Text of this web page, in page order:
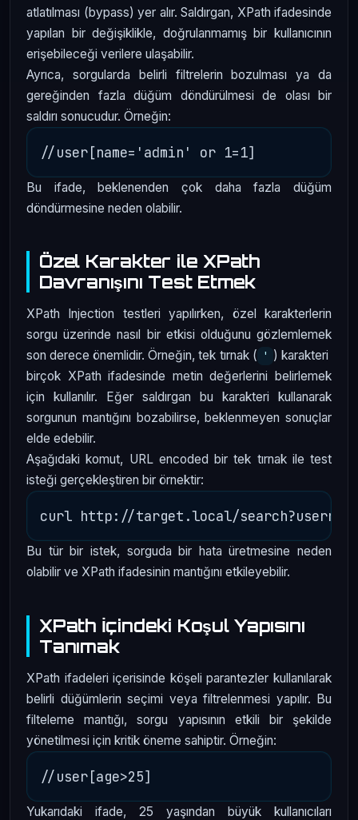
atlatılması (bypass) yer alır. Saldırgan, XPath ifadesinde
yapılan bir değişiklikle, doğrulanmamış bir kullanıcının
erişebileceği verilere ulaşabilir.
Ayrıca, sorgularda belirli filtrelerin bozulması ya da
gereğinden fazla düğüm döndürülmesi de olası bir
saldırı sonucudur. Örneğin:
Bu ifade, beklenenden çok daha fazla düğüm
döndürmesine neden olabilir.
Özel Karakter ile XPath
Davranışını Test Etmek
XPath Injection testleri yapılırken, özel karakterlerin
sorgu üzerinde nasıl bir etkisi olduğunu gözlemlemek
son derece önemlidir. Örneğin, tek tırnak ( ' ) karakteri
birçok XPath ifadesinde metin değerlerini belirlemek
için kullanılır. Eğer saldırgan bu karakteri kullanarak
sorgunun mantığını bozabilirse, beklenmeyen sonuçlar
elde edebilir.
Aşağıdaki komut, URL encoded bir tek tırnak ile test
isteği gerçekleştiren bir örnektir:
Bu tür bir istek, sorguda bir hata üretmesine neden
olabilir ve XPath ifadesinin mantığını etkileyebilir.
XPath İçindeki Koşul Yapısını
Tanımak
XPath ifadeleri içerisinde köşeli parantezler kullanılarak
belirli düğümlerin seçimi veya filtrelenmesi yapılır. Bu
filteleme mantığı, sorgu yapısının etkili bir şekilde
yönetilmesi için kritik öneme sahiptir. Örneğin:
Yukarıdaki ifade, 25 yaşından büyük kullanıcıları